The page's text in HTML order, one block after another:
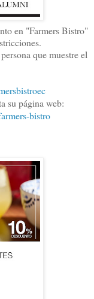
en "Farmers Bistro"
que muestre el
su página web:
bistro